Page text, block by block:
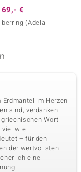
69,- €
(Adela
Erdmantel im Herzen
sind, verdanken
Wort
viel wie
– für den
der wertvollsten
eine